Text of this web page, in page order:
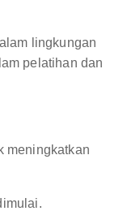
lingkungan
pelatihan dan
meningkatkan